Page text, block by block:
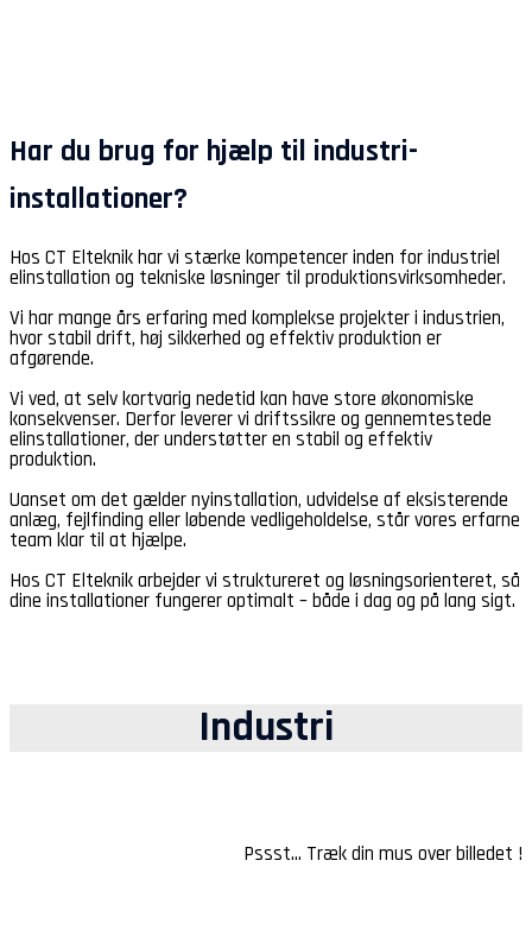
Har du brug for hjælp til industri-
installationer?
Hos CT Elteknik har vi stærke kompetencer inden for industriel
elinstallation og tekniske løsninger til produktionsvirksomheder.
Vi har mange års erfaring med komplekse projekter i industrien,
hvor stabil drift, høj sikkerhed og effektiv produktion er
afgørende.
Vi ved, at selv kortvarig nedetid kan have store økonomiske
konsekvenser. Derfor leverer vi driftssikre og gennemtestede
elinstallationer, der understøtter en stabil og effektiv
produktion.
Uanset om det gælder nyinstallation, udvidelse af eksisterende
anlæg, fejlfinding eller løbende vedligeholdelse, står vores erfarne
team klar til at hjælpe.
Hos CT Elteknik arbejder vi struktureret og løsningsorienteret, så
dine installationer fungerer optimalt – både i dag og på lang sigt.
Industri
Pssst… Træk din mus over billedet !